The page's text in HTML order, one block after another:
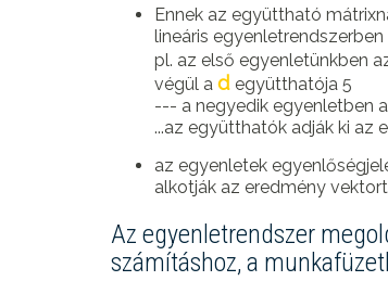
Ennek az együttható
lineáris
pl. az első egyenletünkben
végül a d együtthatója 5
--- a negyedik egyenletben
...az együtthatók adják ki az
az egyenletek
alkotják az eredmény
Az egyenletrendszer
számításhoz, a